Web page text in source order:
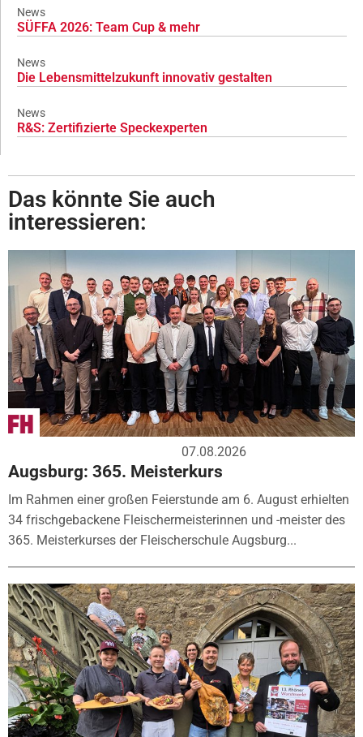
News
SÜFFA 2026: Team Cup & mehr
News
Die Lebensmittelzukunft innovativ gestalten
News
R&S: Zertifizierte Speckexperten
Das könnte Sie auch
interessieren:
07.08.2026
Augsburg: 365. Meisterkurs
Im Rahmen einer großen Feierstunde am 6. August erhielten
34 frischgebackene Fleischermeisterinnen und -meister des
365. Meisterkurses der Fleischerschule Augsburg...